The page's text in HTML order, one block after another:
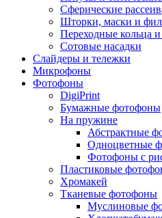
Сферические
Шторки, маски и
Переходные кольца
Сотовые насадки
Слайдеры и тележки
Микрофоны
Фотофоны
DigiPrint
Бумажные фотофоны
На пружине
Абстрактные
Одноцветные
Фотофоны с
Пластиковые
Хромакей
Тканевые фотофоны
Муслиновые